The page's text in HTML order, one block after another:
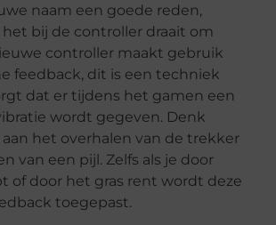
naam een goede reden,
bij de controller draait om
controller maakt gebruik
feedback, dit is een techniek
dat er tijdens het gamen een
wordt gegeven. Denk
het overhalen van de trekker
van een pijl. Zelfs als je door
of door het gras rent wordt deze
toegepast.